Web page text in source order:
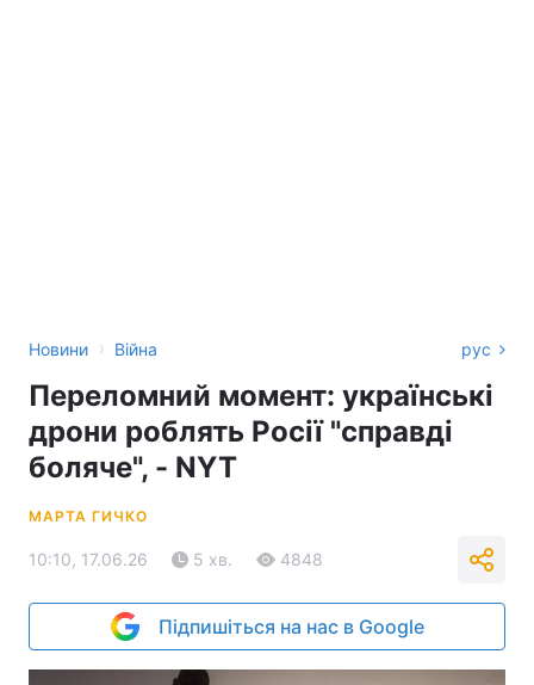
Новини › Війна рус
Переломний момент: українські
дрони роблять Росії "справді
боляче", - NYT
МАРТА ГИЧКО
10:10, 17.06.26 5 хв. 4848
Підпишіться на нас в Google